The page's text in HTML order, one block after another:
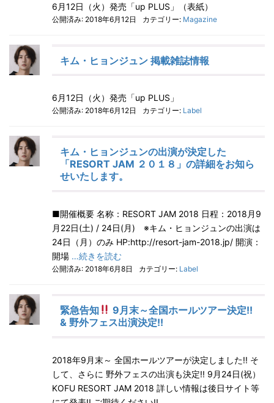
6月12日（火）発売「up PLUS」（表紙）
公開済み: 2018年6月12日 カテゴリー: Magazine
キム・ヒョンジュン 掲載雑誌情報
6月12日（火）発売「up PLUS」
公開済み: 2018年6月12日 カテゴリー: Label
キム・ヒョンジュンの出演が決定した
「RESORT JAM ２０１８」の詳細をお知ら
せいたします。
■開催概要 名称：RESORT JAM 2018 日程：2018月9
月22日(土) / 24日(月) ※キム・ヒョンジュンの出演は
24日（月）のみ HP:http://resort-jam-2018.jp/ 開演：
開場 …続きを読む
公開済み: 2018年6月8日 カテゴリー: Label
緊急告知
9月末～全国ホールツアー決定!!
& 野外フェス出演決定!!
2018年9月末～ 全国ホールツアーが決定しました!! そ
して、さらに 野外フェスの出演も決定!! 9月24日(祝）
KOFU RESORT JAM 2018 詳しい情報は後日サイト等